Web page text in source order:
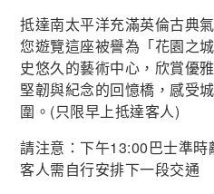
抵達南太平洋充滿英倫古典
您遊覽這座被譽為「花園之
史悠久的藝術中心，欣賞優
堅韌與紀念的回憶橋，感受
圍。(只限早上抵達客人)
請注意：下午13:00巴士準
客人需自行安排下一段交通